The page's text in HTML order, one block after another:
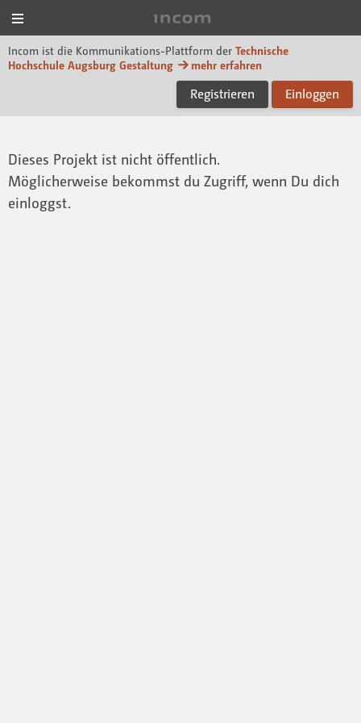
Incom ist die Kommunikations-Plattform der Technische
Hochschule Augsburg Gestaltung
mehr erfahren
Registrieren Einloggen
Dieses Projekt ist nicht öffentlich.
Möglicherweise bekommst du Zugriff, wenn Du dich
einloggst.